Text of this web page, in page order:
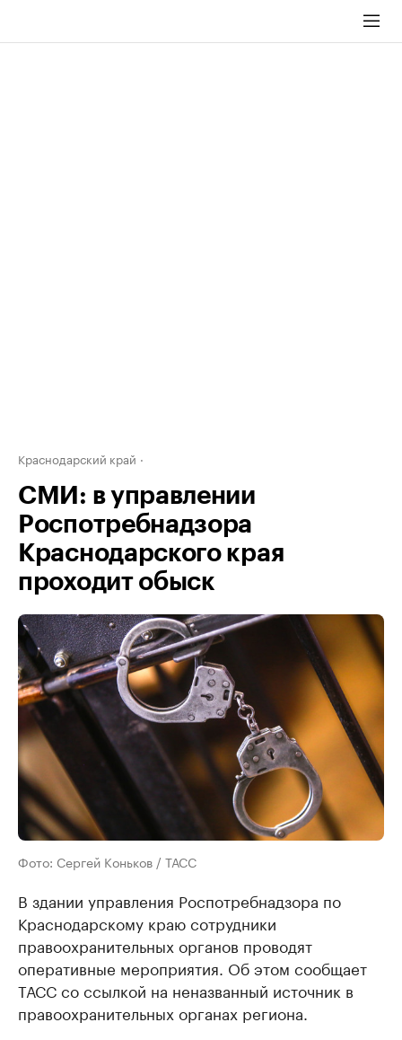
Краснодарский край
СМИ: в управлении
Роспотребнадзора
Краснодарского края
проходит обыск
Фото: Сергей Коньков / ТАСС
В здании управления Роспотребнадзора по
Краснодарскому краю сотрудники
правоохранительных органов проводят
оперативные мероприятия. Об этом сообщает
ТАСС со ссылкой на неназванный источник в
правоохранительных органах региона.